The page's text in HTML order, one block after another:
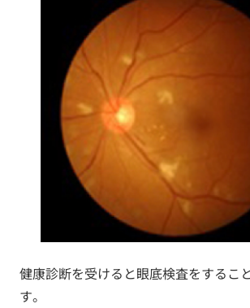
健康診断を受けると眼底検査をするこ
す。